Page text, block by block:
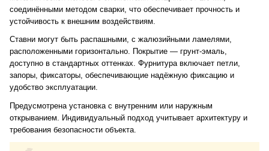
соединёнными методом сварки, что обеспечивает прочность и
устойчивость к внешним воздействиям.
Ставни могут быть распашными, с жалюзийными ламелями,
расположенными горизонтально. Покрытие — грунт-эмаль,
доступно в стандартных оттенках. Фурнитура включает петли,
запоры, фиксаторы, обеспечивающие надёжную фиксацию и
удобство эксплуатации.
Предусмотрена установка с внутренним или наружным
открыванием. Индивидуальный подход учитывает архитектуру и
требования безопасности объекта.